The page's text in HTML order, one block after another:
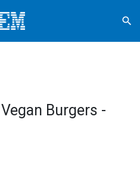
search
Burgers -